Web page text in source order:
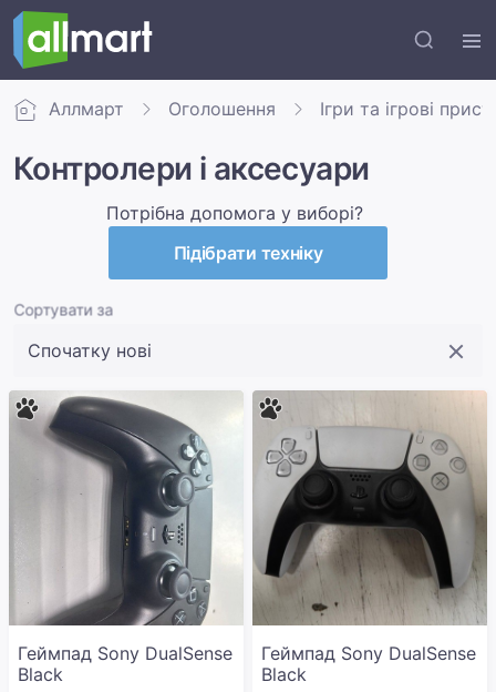
Аллмарт Оголошення Ігри та ігрові
Контролери і аксесуари
Потрібна допомога у виборі?
Підібрати техніку
Сортувати за
Геймпад Sony DualSense
Black
Геймпад Sony DualSense
Black